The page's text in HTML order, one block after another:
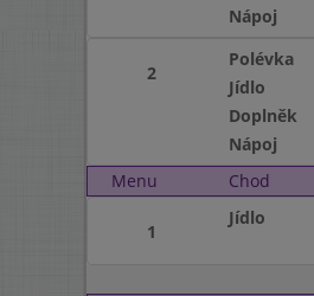
Nápoj
2
Polévka
Jídlo
Doplněk
Nápoj
Menu
Chod
1
Jídlo